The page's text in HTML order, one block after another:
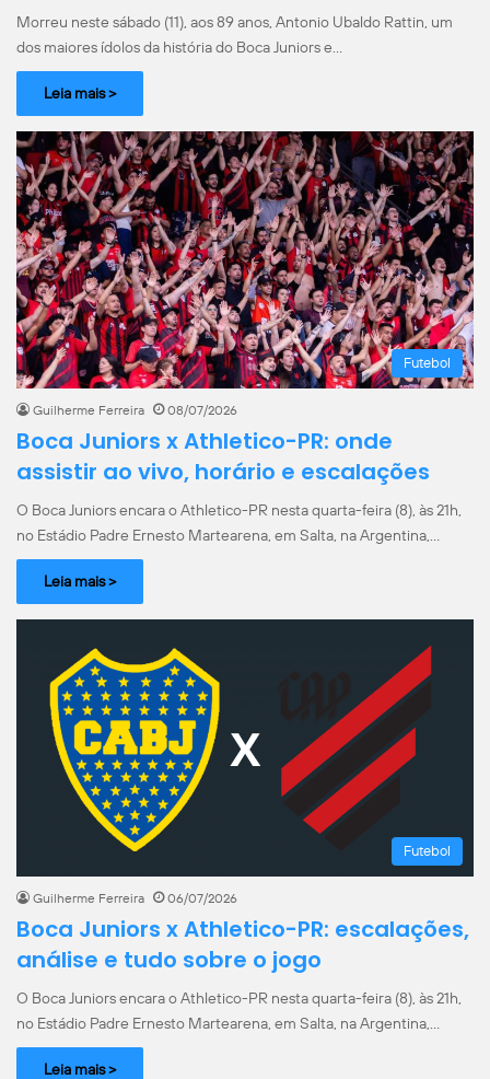
Morreu neste sábado (11), aos 89 anos, Antonio Ubaldo Rattin, um
dos maiores ídolos da história do Boca Juniors e…
Leia mais >
Futebol
Guilherme Ferreira 08/07/2026
Boca Juniors x Athletico-PR: onde
assistir ao vivo, horário e escalações
O Boca Juniors encara o Athletico-PR nesta quarta-feira (8), às 21h,
no Estádio Padre Ernesto Martearena, em Salta, na Argentina,…
Leia mais >
Futebol
Guilherme Ferreira 06/07/2026
Boca Juniors x Athletico-PR: escalações,
análise e tudo sobre o jogo
O Boca Juniors encara o Athletico-PR nesta quarta-feira (8), às 21h,
no Estádio Padre Ernesto Martearena, em Salta, na Argentina,…
Leia mais >